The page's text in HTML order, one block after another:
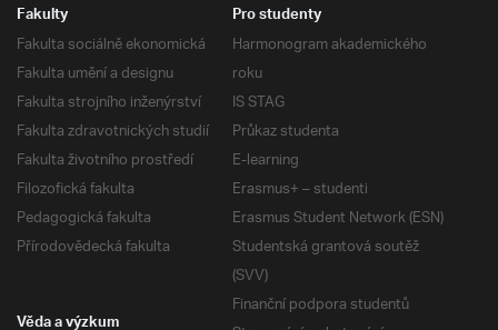
Fakulty
Fakulta sociálně ekonomická
Fakulta umění a designu
Fakulta strojního inženýrství
Fakulta zdravotnických studií
Fakulta životního prostředí
Filozofická fakulta
Pedagogická fakulta
Přírodovědecká fakulta
Pro studenty
Harmonogram akademického
roku
IS STAG
Průkaz studenta
E-learning
Erasmus+ – studenti
Erasmus Student Network (ESN)
Studentská grantová soutěž
(SVV)
Finanční podpora studentů
Věda a výzkum